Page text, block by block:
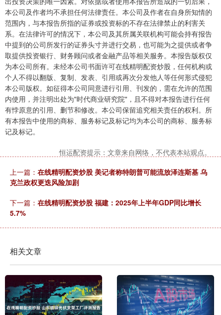
本公司及作者均不承担任何法律责任。本公司及作者在自身所知情的
范围内，与本报告所指的证券或投资标的不存在法律禁止的利害关
系。在法律许可的情况下，本公司及其所属关联机构可能会持有报告
中提到的公司所发行的证券头寸并进行交易，也可能为之提供或者争
取提供投资银行、财务顾问或者金融产品等相关服务。本报告版权仅
为本公司所有。未经本公司书面许可在线精明配资炒股，任何机构或
个人不得以翻版、复制、发表、引用或再次分发他人等任何形式侵犯
本公司版权。如征得本公司同意进行引用、刊发的，需在允许的范围
内使用，并注明出处为"时代商业研究院"，且不得对本报告进行任何
有悖原意的引用、删节和修改。本公司保留追究相关责任的权利。所
有本报告中使用的商标、服务标记及标记均为本公司的商标、服务标
记及标记。
恒运配资提示：文章来自网络，不代表本站观点。
上一篇： 在线精明配资炒股 美记者称特朗普可能流放泽连斯基 乌
克兰政权更迭风险加剧
下一篇： 在线精明配资炒股 福建：2025年上半年GDP同比增长
5.7%
相关文章